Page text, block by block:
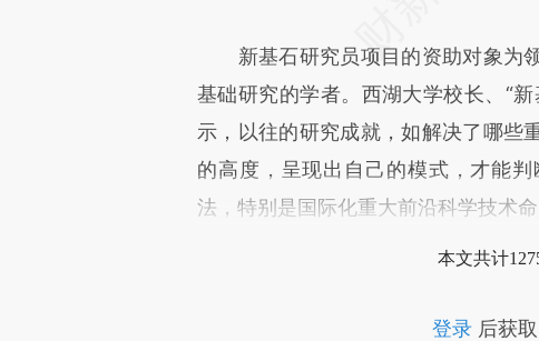
新基石研究员项目的资助对象为领
基础研究的学者。西湖大学校长、“
示，以往的研究成就，如解决了哪些
的高度，呈现出自己的模式，才能
法，特别是国际化重大前沿科学技术
本文共计
登录后获取